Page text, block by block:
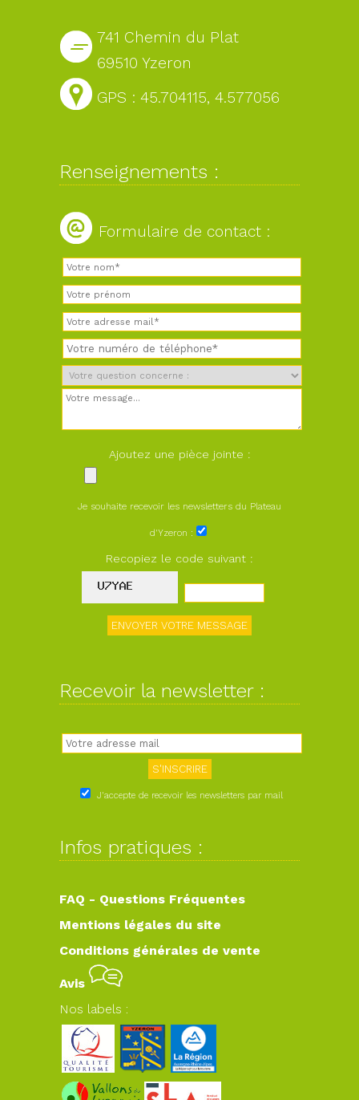
741 Chemin du Plat
69510 Yzeron
GPS : 45.704115, 4.577056
Renseignements :
Formulaire de contact :
Ajoutez une pièce jointe :
Je souhaite recevoir les newsletters du Plateau
d'Yzeron :
Recopiez le code suivant :
Recevoir la newsletter :
J'accepte de recevoir les newsletters par mail
Infos pratiques :
FAQ - Questions Fréquentes
Mentions légales du site
Conditions générales de vente
Avis
Nos labels :